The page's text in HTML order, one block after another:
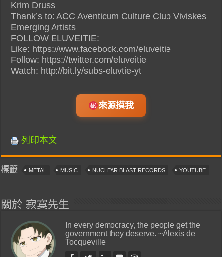
Krim Druss
Thank’s to: ACC Aventicum Culture Club Viviskes
Emerging Artists
FOLLOW ELUVEITIE:
Like: https://www.facebook.com/eluveitie
Follow: https://twitter.com/eluveitie
Watch: http://bit.ly/subs-eluvtie-yt
來源摸我
列印本文
標籤 METAL MUSIC NUCLEAR BLAST RECORDS YOUTUBE
關於 寂寞先生
In every democracy, the people get the
government they deserve. ~Alexis de
Tocqueville